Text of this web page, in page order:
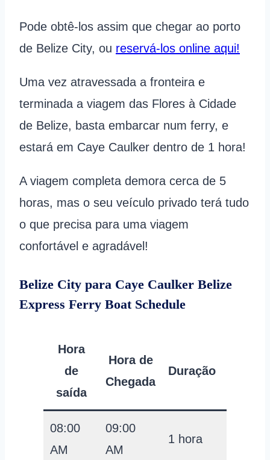
Pode obtê-los assim que chegar ao porto
de Belize City, ou reservá-los online aqui!
Uma vez atravessada a fronteira e
terminada a viagem das Flores à Cidade
de Belize, basta embarcar num ferry, e
estará em Caye Caulker dentro de 1 hora!
A viagem completa demora cerca de 5
horas, mas o seu veículo privado terá tudo
o que precisa para uma viagem
confortável e agradável!
Belize City para Caye Caulker Belize
Express Ferry Boat Schedule
Hora
de
saída
Hora de
Chegada
Duração
08:00
AM
09:00
AM
1 hora